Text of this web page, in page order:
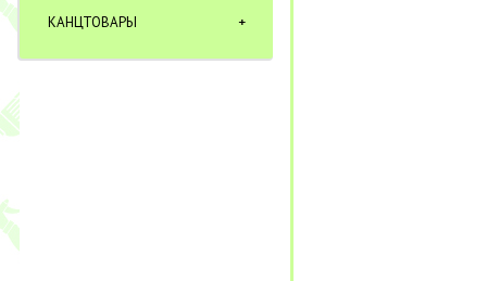
КАНЦТОВАРЫ